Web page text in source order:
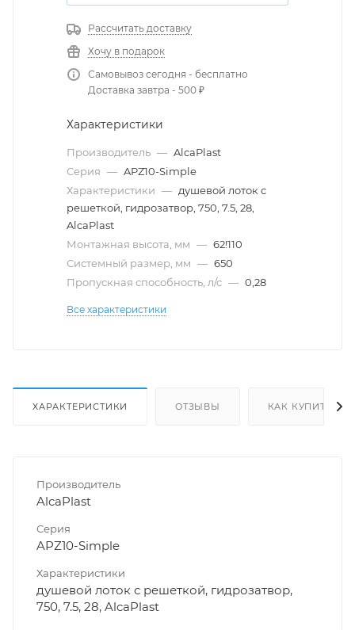
Рассчитать доставку
Хочу в подарок
Самовывоз сегодня - бесплатно
Доставка завтра - 500 ₽
Характеристики
Производитель — AlcaPlast
Серия — APZ10-Simple
Характеристики — душевой лоток с
решеткой, гидрозатвор, 750, 7.5, 28,
AlcaPlast
Монтажная высота, мм — 62!110
Системный размер, мм — 650
Пропускная способность, л/с — 0,28
Все характеристики
ХАРАКТЕРИСТИКИ ОТЗЫВЫ КАК КУПИТЬ
Производитель
AlcaPlast
Серия
APZ10-Simple
Характеристики
душевой лоток с решеткой, гидрозатвор,
750, 7.5, 28, AlcaPlast